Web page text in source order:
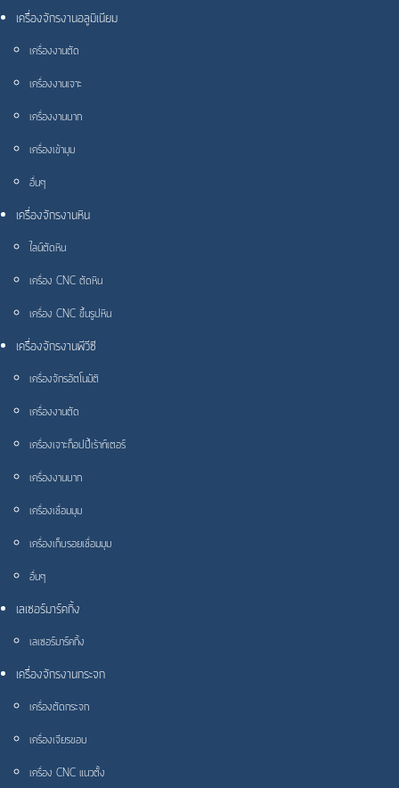
เครื่องจักรงานอลูมิเนียม
เครื่องงานตัด
เครื่องงานเจาะ
เครื่องงานบาก
เครื่องเข้ามุม
อื่นๆ
เครื่องจักรงานหิน
ไลน์ตัดหิน
เครื่อง CNC ตัดหิน
เครื่อง CNC ขึ้นรูปหิน
เครื่องจักรงานพีวีซี
เครื่องจักรอัตโนมัติ
เครื่องงานตัด
เครื่องเจาะก็อปปี้เร้าท์เตอร์
เครื่องงานบาก
เครื่องเชื่อมมุม
เครื่องเก็บรอยเชื่อมมุม
อื่นๆ
เลเซอร์มาร์คกิ้ง
เลเซอร์มาร์คกิ้ง
เครื่องจักรงานกระจก
เครื่องตัดกระจก
เครื่องเจียรขอบ
เครื่อง CNC แนวตั้ง